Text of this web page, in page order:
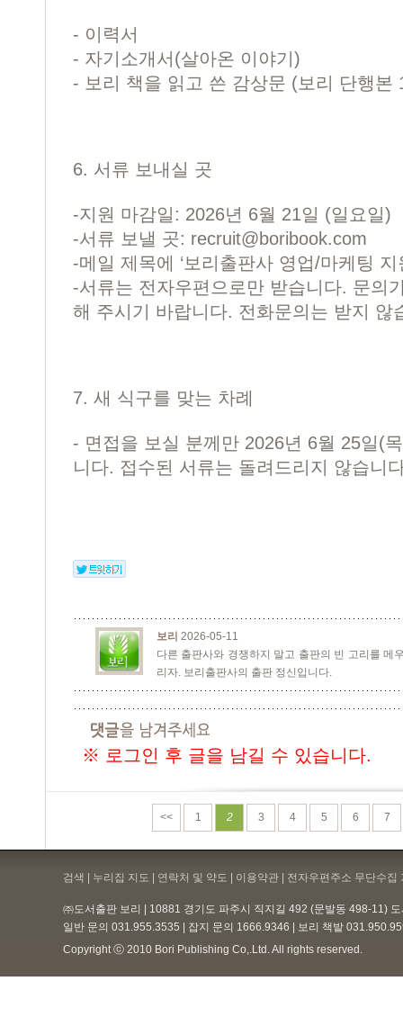
- 이력서
- 자기소개서(살아온 이야기)
- 보리 책을 읽고 쓴 감상문 (보리 단행본
6. 서류 보내실 곳
-지원 마감일: 2026년 6월 21일 (일요일)
-서류 보낼 곳: recruit@boribook.com
-메일 제목에 ‘보리출판사 영업/마케팅
-서류는 전자우편으로만 받습니다. 문의
해 주시기 바랍니다. 전화문의는 받지 않
7. 새 식구를 맞는 차례
- 면접을 보실 분께만 2026년 6월 25일(
니다. 접수된 서류는 돌려드리지 않습니
보리 2026-05-11
다른 출판사와 경쟁하지 말고 출판의 빈 고리를 메
리자. 보리출판사의 출판 정신입니다.
※ 로그인 후 글을 남길 수 있습니다.
<< 1 2 3 4 5 6 7
검색 | 누리집 지도 | 연락처 및 약도 | 이용약관 | 전자우편주소 무단수집
㈜도서출판 보리 | 10881 경기도 파주시 직지길 492 (문발동 498-11)
일반 문의 031.955.3535 | 잡지 문의 1666.9346 | 보리 책밭
Copyright ⓒ 2010 Bori Publishing Co,.Ltd. All rights reserved.